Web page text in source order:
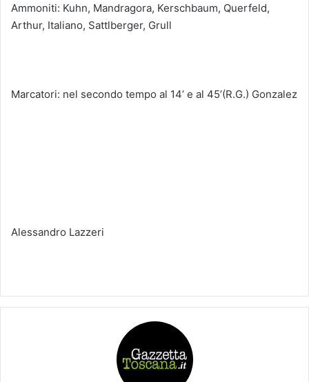
Ammoniti: Kuhn, Mandragora, Kerschbaum, Querfeld,
Arthur, Italiano, Sattlberger, Grull
Marcatori: nel secondo tempo al 14’ e al 45’(R.G.) Gonzalez
Alessandro Lazzeri